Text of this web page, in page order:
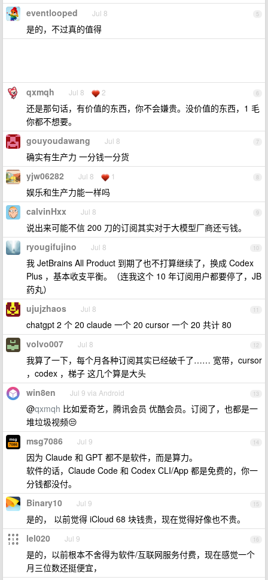
5
eventlooped Jul 8
是的，不过真的值得
6
qxmqh Jul 8 2
还是那句话，有价值的东西，你不会嫌贵。没价值的东西，1 毛
你都不想要。
7
gouyoudawang Jul 8
确实有生产力 一分钱一分货
8
yjw06282 Jul 8 1
娱乐和生产力能一样吗
9
calvinHxx Jul 8
说出来可能不信 200 刀的订阅其实对于大模型厂商还亏钱。
10
ryougifujino Jul 8
我 JetBrains All Product 到期了也不打算继续了，换成 Codex
Plus ，基本收支平衡。（连我这个 10 年订阅用户都要停了，JB
药丸）
11
ujujzhaos Jul 8
chatgpt 2 个 20 claude 一个 20 cursor 一个 20 共计 80
12
volvo007 Jul 8
我算了一下，每个月各种订阅其实已经破千了…… 宽带，cursor
，codex ，梯子 这几个算是大头
13
win8en Jul 9 via Android
@qxmqh 比如爱奇艺，腾讯会员 优酷会员。订阅了，也都是一
堆垃圾视频😒
14
msg7086 Jul 9
因为 Claude 和 GPT 都不是软件，而是算力。
软件的话，Claude Code 和 Codex CLI/App 都是免费的，你一
分钱都没付。
15
Binary10 Jul 9
是的， 以前觉得 iCloud 68 块钱贵，现在觉得好像也不贵。
16
lel020 Jul 9
是的，以前根本不舍得为软件/互联网服务付费，现在感觉一个
月三位数还挺便宜，